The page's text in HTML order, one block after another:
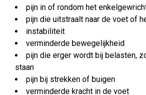
pijn in of rondom het
pijn die uitstraalt naar de voet of
instabiliteit
verminderde bewegelijkheid
pijn die erger wordt bij belasten,
staan
pijn bij strekken of buigen
verminderde kracht in de voet